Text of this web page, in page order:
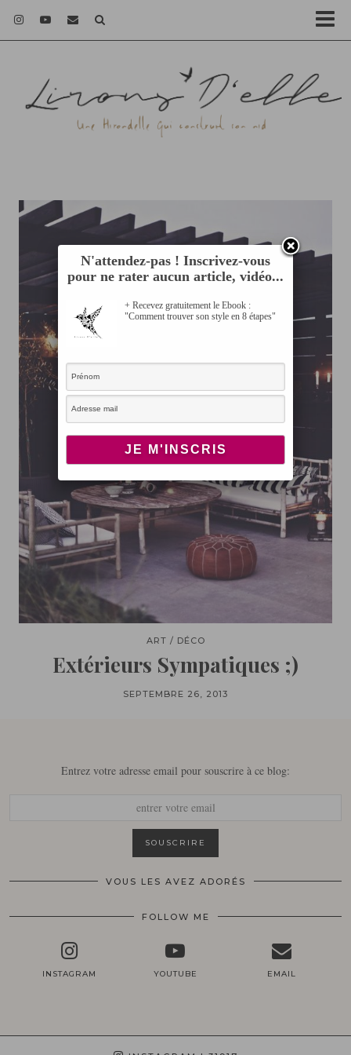
ART / DÉCO
Extérieurs Sympatiques ;)
SEPTEMBRE 26, 2013
Entrez votre adresse email pour souscrire à ce blog:
VOUS LES AVEZ ADORÉS
FOLLOW ME
INSTAGRAM YOUTUBE EMAIL
N'attendez-pas ! Inscrivez-vous
pour ne rater aucun article, vidéo...
+ Recevez gratuitement le Ebook :
"Comment trouver son style en 8 étapes"